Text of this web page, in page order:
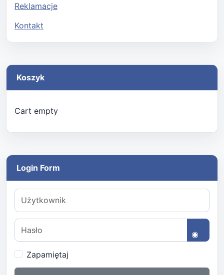
Reklamacje
Kontakt
Koszyk
Cart empty
Login Form
Użytkownik
Hasło
Pokaż
Zapamiętaj